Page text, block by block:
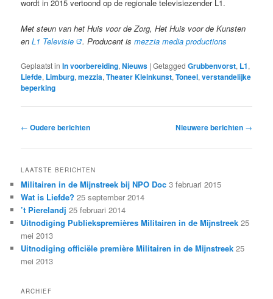
wordt in 2015 vertoond op de regionale televisiezender L1.
Met steun van het Huis voor de Zorg, Het Huis voor de Kunsten
enL1 Televisie . Producent is mezzia media productions
Geplaatst in In voorbereiding,Nieuws |Getagged Grubbenvorst, L1,
Liefde, Limburg,mezzia,Theater Kleinkunst,Toneel,verstandelijke
beperking
Bericht
← Oudere berichten Nieuwere berichten →
LAATSTE BERICHTEN
Militairen in de Mijnstreek bij NPO Doc 3 februari 2015
Wat is Liefde? 25 september 2014
’t Pierelandj 25 februari 2014
Uitnodiging Publiekspremières Militairen in de Mijnstreek 25
mei 2013
Uitnodiging officiële première Militairen in de Mijnstreek 25
mei 2013
ARCHIEF